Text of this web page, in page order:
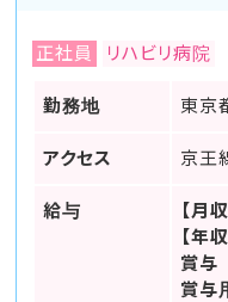
正社員 リハビリ病院
勤務地 東京
アクセス 京王
給与
【月
【年
賞与
賞与